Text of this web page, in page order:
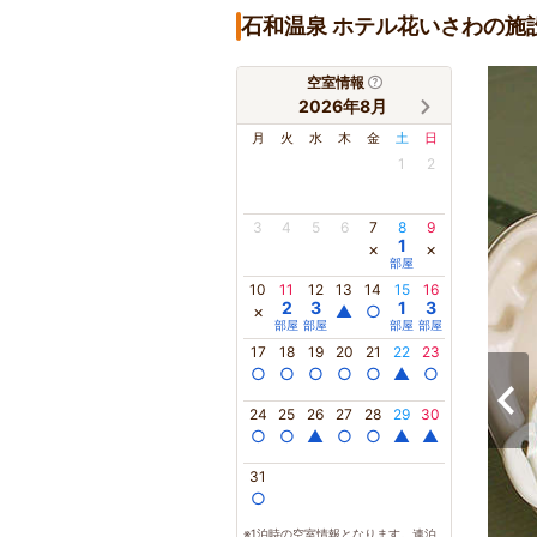
石和温泉 ホテル花いさわの施
空室情報
2026年8月
月 火 水 木 金 土 日
1 2
3 4 5 6 7
×
8
1
部屋
9
×
10
×
11
2
部屋
12
3
部屋
13
▲
14
○
15
1
部屋
16
3
部屋
17
○
18
○
19
○
20
○
21
○
22
▲
23
○
24
○
25
○
26
▲
27
○
28
○
29
▲
30
▲
31
○
※1泊時の空室情報となります。連泊